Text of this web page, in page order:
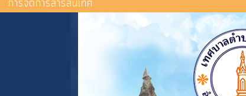
การจัดการสารสนเทศ